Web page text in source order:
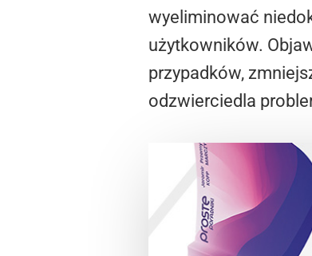
wyeliminować
użytkowników.
przypadków,
odzwierciedla